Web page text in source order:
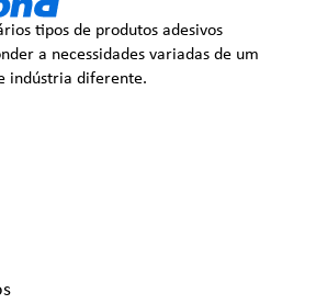
tipos de produtos adesivos
a necessidades variadas de um
indústria diferente.